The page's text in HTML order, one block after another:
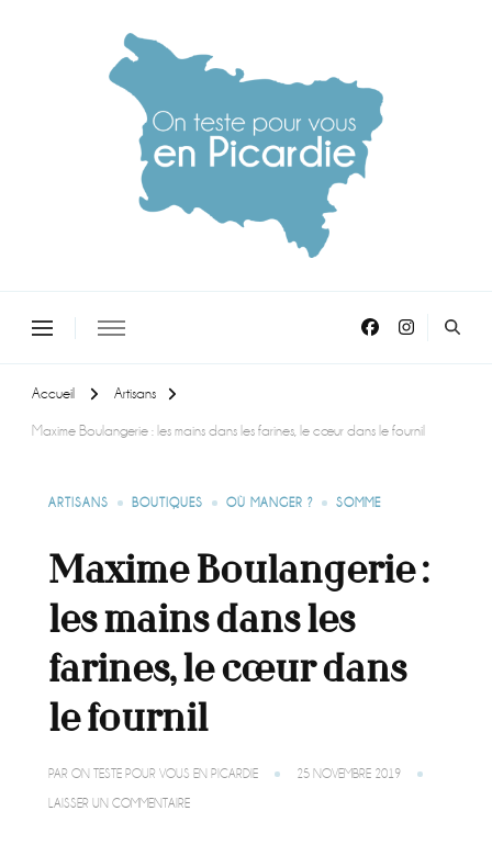
Accueil Artisans
Maxime Boulangerie : les mains dans les farines, le cœur dans le fournil
ARTISANS BOUTIQUES OÙ MANGER ? SOMME
Maxime Boulangerie :
les mains dans les
farines, le cœur dans
le fournil
PAR ON TESTE POUR VOUS EN PICARDIE 25 NOVEMBRE 2019
LAISSER UN COMMENTAIRESUR